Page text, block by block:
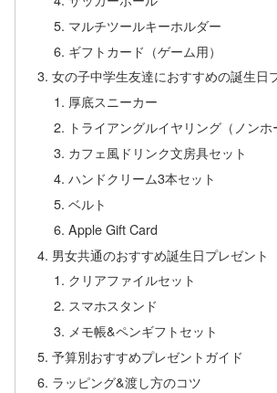
マルチツールキーホルダー
ギフトカード（ゲーム用）
女の子中学生友達におすすめの誕生日
厚底スニーカー
トライアングルイヤリング（ノンホ
カフェ風ドリンク文房具セット
ハンドクリーム3本セット
ベルト
Apple Gift Card
男女共通のおすすめ誕生日プレゼント
クリアファイルセット
スマホスタンド
メモ帳&ペンギフトセット
予算別おすすめプレゼントガイド
ラッピング&渡し方のコツ